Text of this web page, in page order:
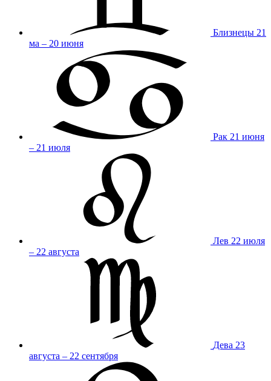
Близнецы 21
ма – 20 июня
Рак 21 июня
– 21 июля
Лев 22 июля
– 22 августа
Дева 23
августа – 22 сентября